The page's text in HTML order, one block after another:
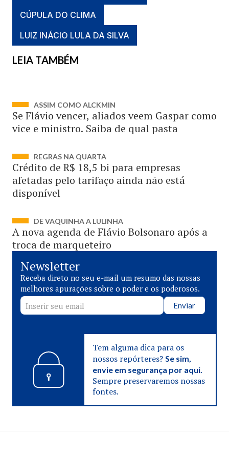
CÚPULA DO CLIMA
LUIZ INÁCIO LULA DA SILVA
LEIA TAMBÉM
ASSIM COMO ALCKMIN
Se Flávio vencer, aliados veem Gaspar como
vice e ministro. Saiba de qual pasta
REGRAS NA QUARTA
Crédito de R$ 18,5 bi para empresas
afetadas pelo tarifaço ainda não está
disponível
DE VAQUINHA A LULINHA
A nova agenda de Flávio Bolsonaro após a
troca de marqueteiro
Newsletter
Receba direto no seu e-mail um resumo das nossas
melhores apurações sobre o poder e os poderosos.
Enviar
Tem alguma dica para os
nossos repórteres? Se sim,
envie em segurança por aqui.
Sempre preservaremos nossas
fontes.